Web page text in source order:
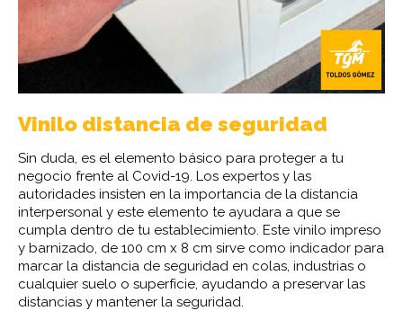
Vinilo distancia de seguridad
Sin duda, es el elemento básico para proteger a tu
negocio frente al Covid-19. Los expertos y las
autoridades insisten en la importancia de la distancia
interpersonal y este elemento te ayudara a que se
cumpla dentro de tu establecimiento. Este vinilo impreso
y barnizado, de 100 cm x 8 cm sirve como indicador para
marcar la distancia de seguridad en colas, industrias o
cualquier suelo o superficie, ayudando a preservar las
distancias y mantener la seguridad.